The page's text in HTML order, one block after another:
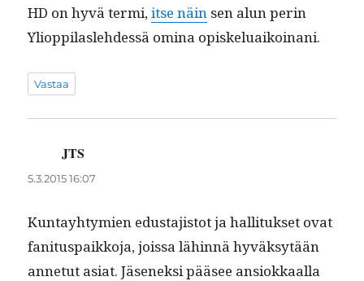
HD on hyvä ter­mi,itse näin sen alun perin
Yliop­pi­lasle­hdessä omi­na opiskeluaikoinani.
Vastaa
JTS
5.3.2015 16:07
Kun­tay­htymien edus­ta­jis­tot ja hal­li­tuk­set ovat
fan­i­tu­s­paikko­ja, jois­sa lähin­nä hyväksytään
annetut asi­at. Jäsenek­si pääsee ansiokkaal­la